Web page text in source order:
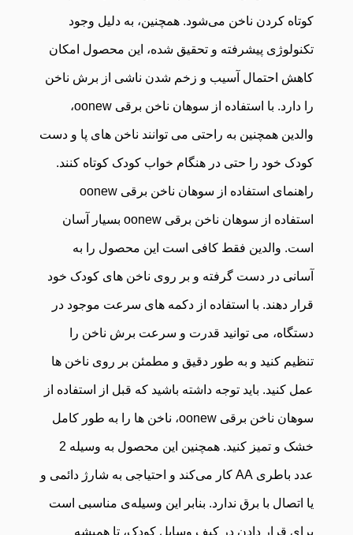
کوتاه کردن ناخن می‌شود. همچنین، به دلیل وجود
تکنولوژی پیشرفته و تحقیق شده، این محصول امکان
کاهش احتمال آسیب و زخم شدن ناشی از برش ناخن
را دارد. با استفاده از سوهان ناخن برقی oonew،
والدین همچنین به راحتی می توانند ناخن های پا و دست
کودک خود را حتی در هنگام خواب کودک کوتاه کنند.
راهنمای استفاده از سوهان ناخن برقی oonew
استفاده از سوهان ناخن برقی oonew بسیار آسان
است. والدین فقط کافی است این محصول را به
آسانی در دست گرفته و بر روی ناخن های کودک خود
قرار دهند. با استفاده از دکمه های سرعت موجود در
دستگاه، می توانید قدرت و سرعت برش ناخن را
تنظیم کنید و به طور دقیق و مطمئن بر روی ناخن ها
عمل کنید. باید توجه داشته باشید که قبل از استفاده از
سوهان ناخن برقی oonew، ناخن ها را به طور کامل
خشک و تمیز کنید. همچنین این محصول به وسیله 2
عدد باطری AA کار می‌کند و احتیاجی به شارژ دائمی و
یا اتصال با برق ندارد. بنابر این وسیله‌ی مناسبی است
برای قرار دادن در کیف وسایل کودک، تا همیشه